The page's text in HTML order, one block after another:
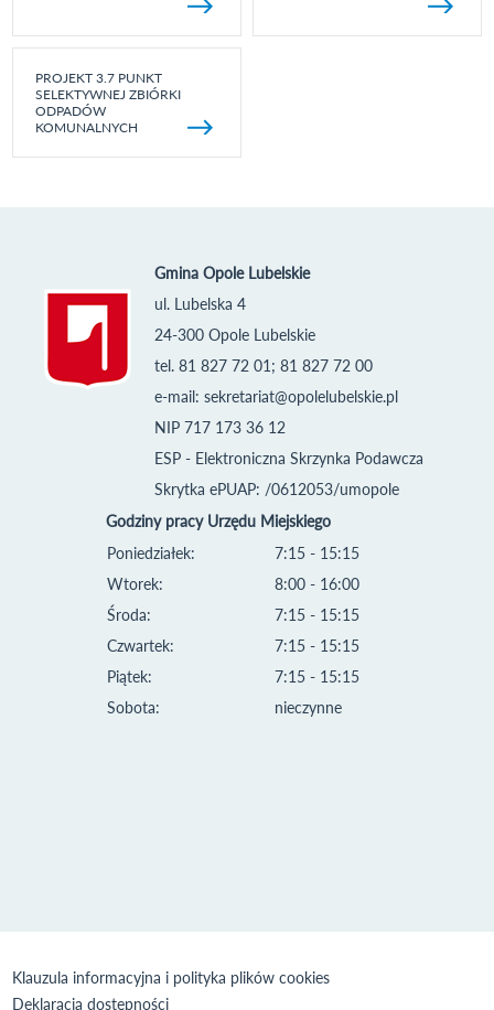
PROJEKT 3.7 PUNKT
SELEKTYWNEJ ZBIÓRKI
ODPADÓW
KOMUNALNYCH
Gmina Opole Lubelskie
ul. Lubelska 4
24-300 Opole Lubelskie
tel. 81 827 72 01; 81 827 72 00
e-mail: sekretariat@opolelubelskie.pl
NIP 717 173 36 12
ESP - Elektroniczna Skrzynka Podawcza
Skrytka ePUAP: /0612053/umopole
Godziny pracy Urzędu Miejskiego
Poniedziałek:
Wtorek:
Środa:
Czwartek:
Piątek:
Sobota:
7:15 - 15:15
8:00 - 16:00
7:15 - 15:15
7:15 - 15:15
7:15 - 15:15
nieczynne
Klauzula informacyjna i polityka plików cookies
Deklaracja dostępności